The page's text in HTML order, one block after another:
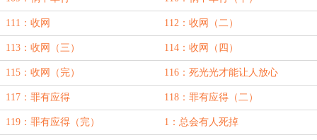
111：收网 112：收网（二）
113：收网（三） 114：收网（四）
115：收网（完） 116：死光光才能让人放心
117：罪有应得 118：罪有应得（二）
119：罪有应得（完） 1：总会有人死掉